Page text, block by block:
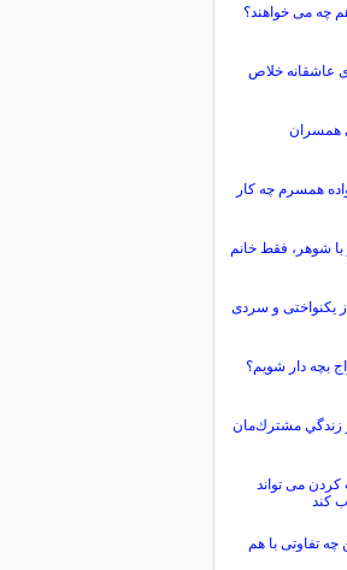
چه می خواهند؟
عاشقانه خلاص
همسران
همسرم چه کار
شوهر، فقط خانم
یکنواختی و سردی
بچه دار شویم؟
زندگي مشترك‌مان
می تواند
کند
تفاوتی با هم